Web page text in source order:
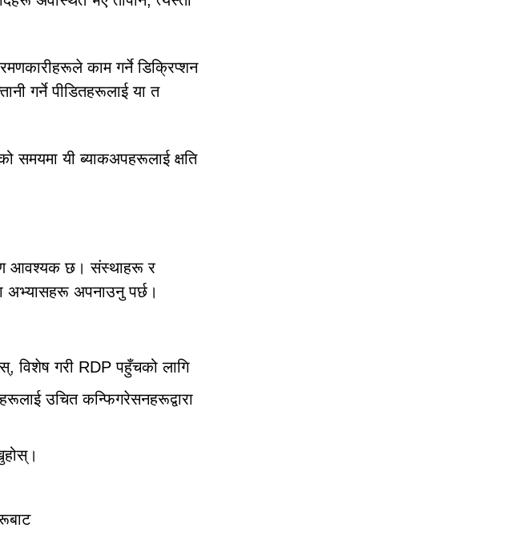
काम गर्ने डिक्रिप्शन
गर्ने पीडितहरूलाई या त
समयमा यी ब्याकअपहरूलाई क्षति
आवश्यक छ। संस्थाहरू र
अभ्यासहरू अपनाउनु पर्छ।
विशेष गरी RDP पहुँचको लागि
उचित कन्फिगरेसनहरूद्वारा